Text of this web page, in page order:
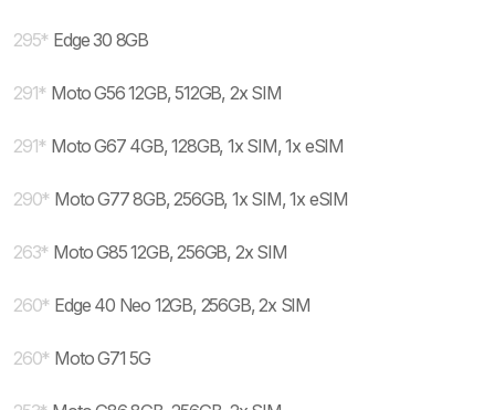
295* Edge 30 8GB
291* Moto G56 12GB, 512GB, 2x SIM
291* Moto G67 4GB, 128GB, 1x SIM, 1x eSIM
290* Moto G77 8GB, 256GB, 1x SIM, 1x eSIM
263* Moto G85 12GB, 256GB, 2x SIM
260* Edge 40 Neo 12GB, 256GB, 2x SIM
260* Moto G71 5G